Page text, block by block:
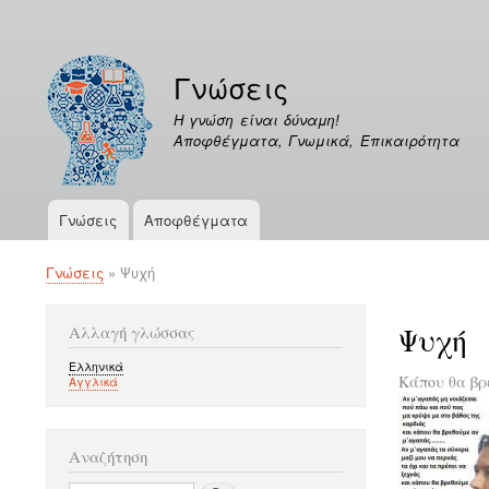
λογαριασμού
χρήστη
Γνώσεις
Η γνώση είναι δύναμη!
Αποφθέγματα, Γνωμικά, Επικαιρότητα
Κεντρική
Γνώσεις Αποφθέγματα
Breadcrumb
Γνώσεις Ψυχή
Ψυχή
Κάπου θα
Αλλαγή γλώσσας
Ελληνικά
Αγγλικά
Αναζήτηση